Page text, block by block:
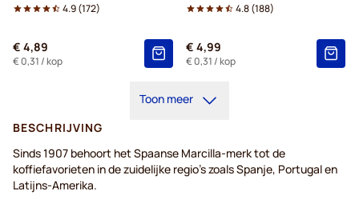
4.9(172)
€ 4,89
€ 0,31 / kop
4.8(188)
€ 4,99
€ 0,31 / kop
Toon meer
BESCHRIJVING
Sinds 1907 behoort het Spaanse Marcilla-merk tot de
koffiefavorieten in de zuidelijke regio's zoals Spanje, Portugal en
Latijns-Amerika.